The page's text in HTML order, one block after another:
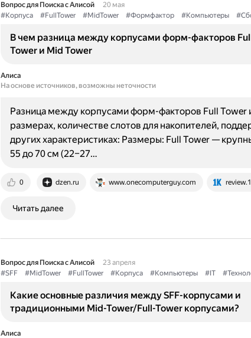
Вопрос для Поиска с Алисой
20 мая
#Корпуса
#FullTower #MidTower #Формфактор #Компьютеры
В чем разница между корпусами форм-факторов
Tower и Mid Tower
Алиса
На основе источников, возможны неточности
0 dzen.ru www.onecomputerguy.com
Разница между корпусами форм-факторов Full Tower
размерах, количестве слотов для накопителей,
других характеристиках: Размеры: Full Tower —
55 до 70 см (22–27…
Читать далее
Вопрос для Поиска с Алисой
23 апреля
#SFF
#MidTower #FullTower #Корпуса #Компьютеры #IT
Какие основные различия между SFF-корпусами и
традиционными Mid-Tower/Full-Tower корпусами?
Алиса